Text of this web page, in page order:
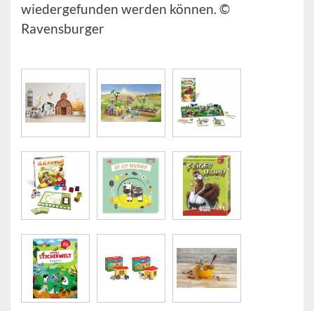
wiedergefunden werden können. ©
Ravensburger